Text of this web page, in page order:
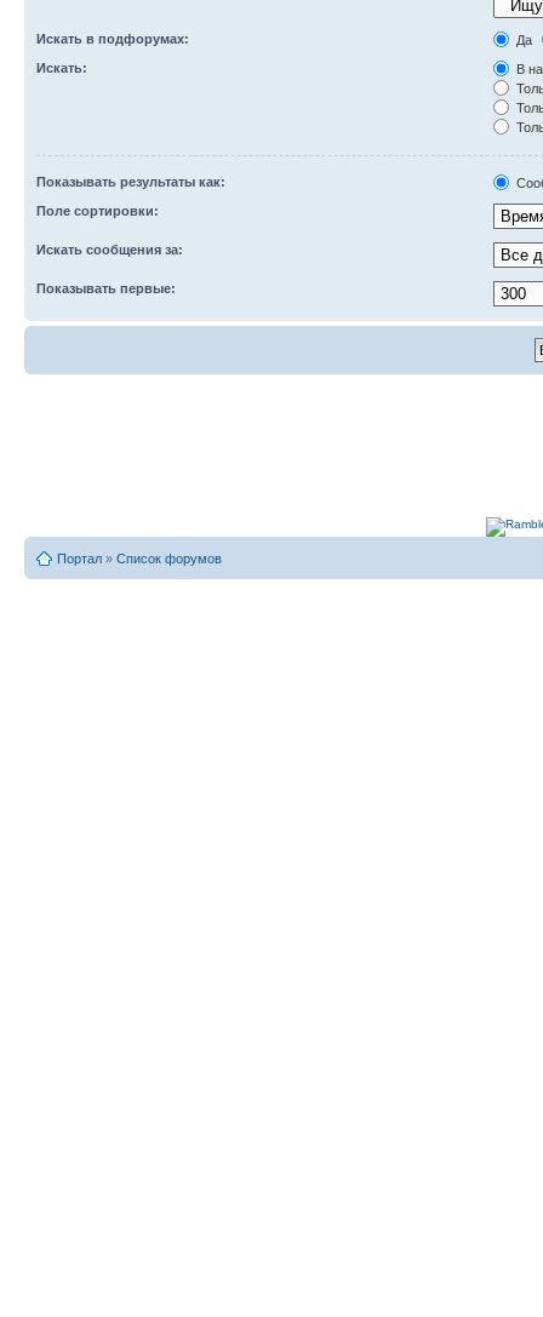
Искать в подфорумах:
Да
Искать:
В
Показывать результаты как:
Поле сортировки:
Искать сообщения за:
Показывать первые:
Портал » Список форумов